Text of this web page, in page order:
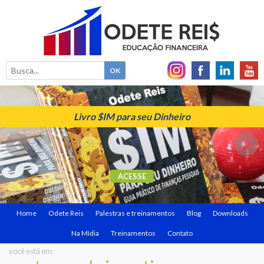
Livro $IM para seu Dinheiro
ACESSE
Home Odete Reis Palestras e treinamentos Blog Downloads
Na Mídia Treinamentos Contato
você está em: